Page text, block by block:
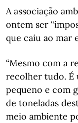
A associação
ontem ser
que caiu ao mar
“Mesmo com a
recolher tudo. É
pequeno e com
de toneladas
meio ambiente